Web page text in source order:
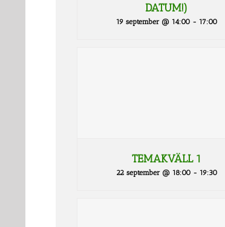
DATUM!)
19 september @ 14:00- 17:00
TEMAKVÄLL 1
22 september @ 18:00- 19:30